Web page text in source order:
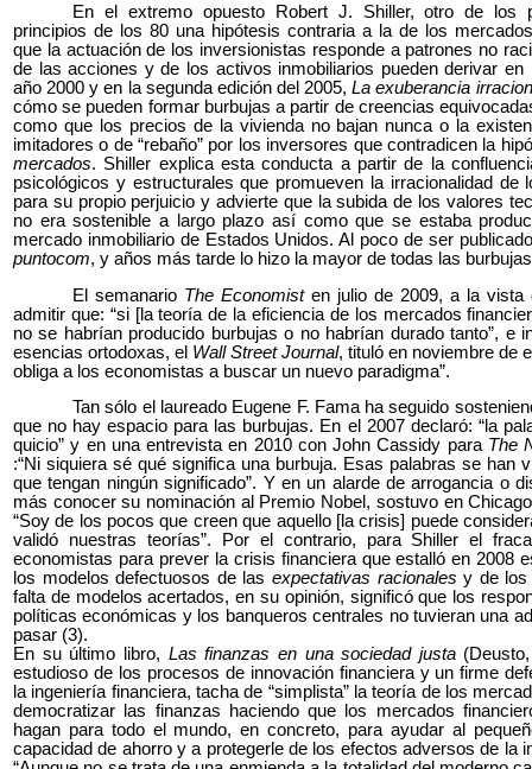
En el extremo opuesto Robert J. Shiller, otro de los
principios de los 80 una hipótesis contraria a la de los
que la actuación de los inversionistas responde a patrones no
de las acciones y de los activos inmobiliarios pueden derivar en
año 2000 y en la segunda edición del 2005,La exuberancia
cómo se pueden formar burbujas a partir de creencias
como que los precios de la vivienda no bajan nunca o la
imitadores o de “rebaño” por los inversores que contradicen la
mercados. Shiller explica esta conducta a partir de la
psicológicos y estructurales que promueven la irracionalidad de
para su propio perjuicio y advierte que la subida de los valores
no era sostenible a largo plazo así como que se estaba
mercado inmobiliario de Estados Unidos. Al poco de ser
puntocom, y años más tarde lo hizo la mayor de todas las
El semanario The Economisten julio de 2009, a la vista
admitir que: “si [la teoría de la eficiencia de los mercados
no se habrían producido burbujas o no habrían durado tanto”, e
esencias ortodoxas, el Wall Street Journal, tituló en noviembre de
obliga a los economistas a buscar un nuevo paradigma”.
Tan sólo el laureado Eugene F. Fama ha seguido
que no hay espacio para las burbujas. En el 2007 declaró: “la
quicio” y en una entrevista en 2010 con John Cassidy para The
:“Ni siquiera sé qué significa una burbuja. Esas palabras se han
que tengan ningún significado”. Y en un alarde de arrogancia o
más conocer su nominación al Premio Nobel, sostuvo en
“Soy de los pocos que creen que aquello [la crisis] puede
validó nuestras teorías”. Por el contrario, para Shiller el
economistas para prever la crisis financiera que estalló en 2008
los modelos defectuosos de las expectativas racionales y de
falta de modelos acertados, en su opinión, significó que los
políticas económicas y los banqueros centrales no tuvieran una
pasar (3).
En su último libro, Las finanzas en una sociedad justa(Deusto,
estudioso de los procesos de innovación financiera y un firme
la ingeniería financiera, tacha de “simplista” la teoría de los
democratizar las finanzas haciendo que los mercados
hagan para todo el mundo, en concreto, para ayudar al
capacidad de ahorro y a protegerle de los efectos adversos de la